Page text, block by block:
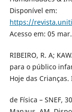
Disponível em:
https://
Acesso em: 05
RIBEIRO, R. A;
para o público
Hoje das
de Física – SNEF,